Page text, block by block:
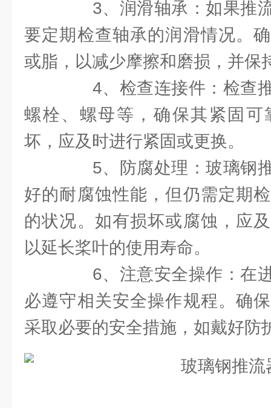
3、润滑轴承：如果推流
要定期检查轴承的润滑情况。
或脂，以减少摩擦和磨损，并保
4、检查连接件：检查推
螺栓、螺母等，确保其紧固可
坏，应及时进行紧固或更换。
5、防腐处理：玻璃钢推
好的耐腐蚀性能，但仍需定期
的状况。如有损坏或腐蚀，应
以延长桨叶的使用寿命。
6、注意安全操作：在进
必遵守相关安全操作规程。确
采取必要的安全措施，如戴好防